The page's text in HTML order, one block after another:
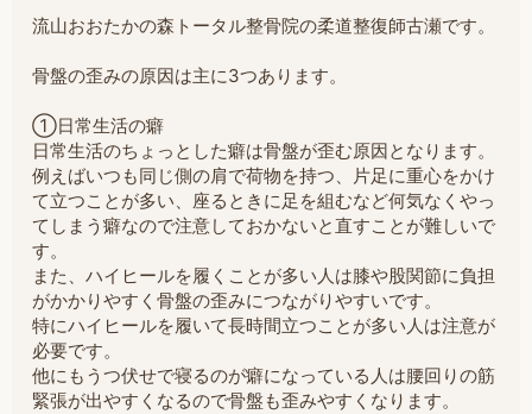
流山おおたかの森トータル整骨院の柔道整復師古瀬です。
骨盤の歪みの原因は主に3つあります。
①日常生活の癖
日常生活のちょっとした癖は骨盤が歪む原因となります。
例えばいつも同じ側の肩で荷物を持つ、片足に重心をかけ
て立つことが多い、座るときに足を組むなど何気なくやっ
てしまう癖なので注意しておかないと直すことが難しいで
す。
また、ハイヒールを履くことが多い人は膝や股関節に負担
がかかりやすく骨盤の歪みにつながりやすいです。
特にハイヒールを履いて長時間立つことが多い人は注意が
必要です。
他にもうつ伏せで寝るのが癖になっている人は腰回りの筋
緊張が出やすくなるので骨盤も歪みやすくなります。